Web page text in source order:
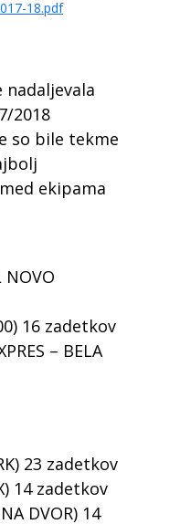
18.pdf
nadaljevala
2018
so bile tekme
ekipama
NOVO
16 zadetkov
– BELA
23 zadetkov
14 zadetkov
DVOR) 14